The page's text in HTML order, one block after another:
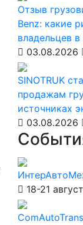
Отзыв
Benz: какие
владельцев
03.08.2026
SINOTRUK
продажам
источниках
03.08.2026
18-21